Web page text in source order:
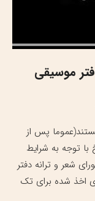
موسیقی
تا 3 سال معتبر هستند(عموما پس از
توجه به شرایط
شعر و ترانه دفتر
اخذ شده برای تک